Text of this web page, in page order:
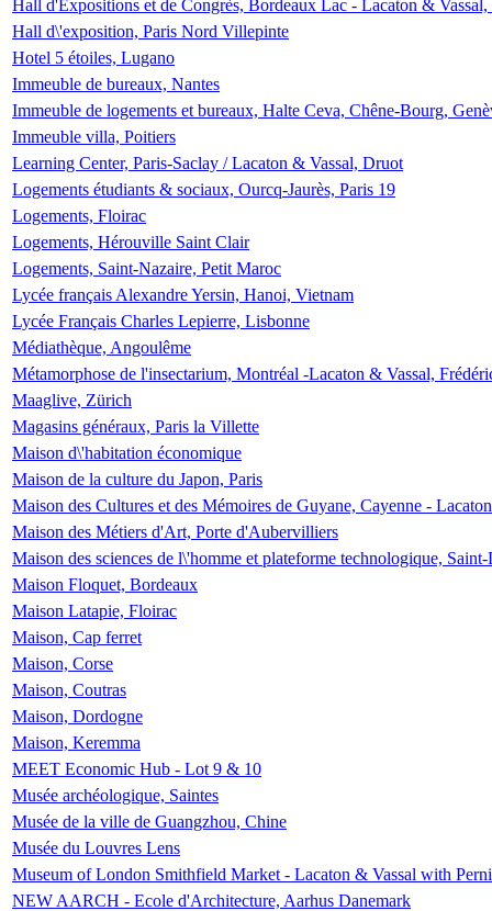
Hall d'Expositions et de Congrès, Bordeaux Lac - Lacaton &
Hall d\'exposition, Paris Nord Villepinte
Hotel 5 étoiles, Lugano
Immeuble de bureaux, Nantes
Immeuble de logements et bureaux, Halte Ceva, Chêne-Bourg,
Immeuble villa, Poitiers
Learning Center, Paris-Saclay / Lacaton & Vassal, Druot
Logements étudiants & sociaux, Ourcq-Jaurès, Paris 19
Logements, Floirac
Logements, Hérouville Saint Clair
Logements, Saint-Nazaire, Petit Maroc
Lycée français Alexandre Yersin, Hanoi, Vietnam
Lycée Français Charles Lepierre, Lisbonne
Médiathèque, Angoulême
Métamorphose de l'insectarium, Montréal -Lacaton & Vassal,
Maaglive, Zürich
Magasins généraux, Paris la Villette
Maison d\'habitation économique
Maison de la culture du Japon, Paris
Maison des Cultures et des Mémoires de Guyane, Cayenne -
Maison des Métiers d'Art, Porte d'Aubervilliers
Maison des sciences de l\'homme et plateforme technologique,
Maison Floquet, Bordeaux
Maison Latapie, Floirac
Maison, Cap ferret
Maison, Corse
Maison, Coutras
Maison, Dordogne
Maison, Keremma
MEET Economic Hub - Lot 9 & 10
Musée archéologique, Saintes
Musée de la ville de Guangzhou, Chine
Musée du Louvres Lens
Museum of London Smithfield Market - Lacaton & Vassal with
NEW AARCH - Ecole d'Architecture, Aarhus Danemark